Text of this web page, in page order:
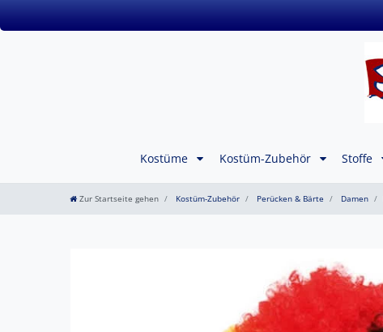
Kostüme Kostüm-Zubehör Stoffe
Zur Startseite gehen Kostüm-Zubehör Perücken & Bärte Damen